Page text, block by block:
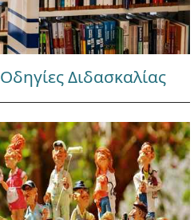
Διδασκαλίας